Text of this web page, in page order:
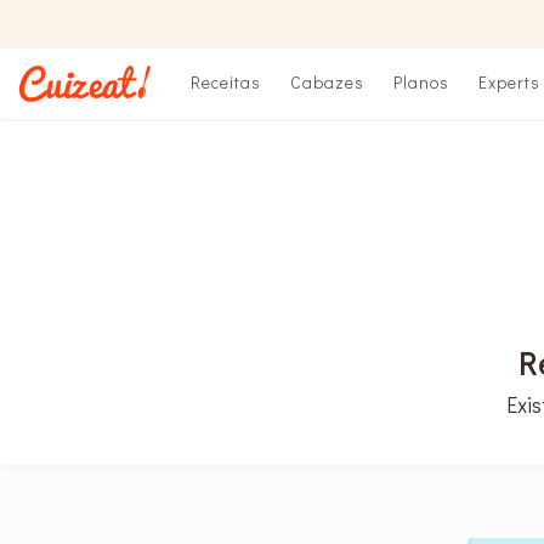
Receitas Cabazes Planos Experts